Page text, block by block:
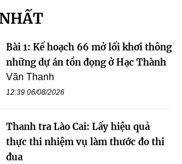
Bài 1: Kế hoạch 66 mở lối khơi thông
những dự án tồn đọng ở Hạc Thành
Văn Thanh
12:39 06/08/2026
Thanh tra Lào Cai: Lấy hiệu quả
thực thi nhiệm vụ làm thước đo thi
đua